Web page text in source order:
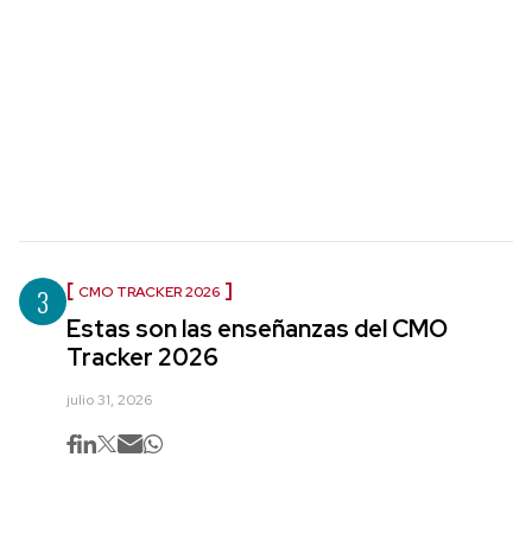
3 CMO TRACKER 2026
Estas son las enseñanzas del CMO
Tracker 2026
julio 31, 2026